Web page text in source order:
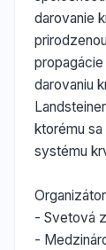
darovanie
darovaniu
ktorému
systému
- Svetová
-